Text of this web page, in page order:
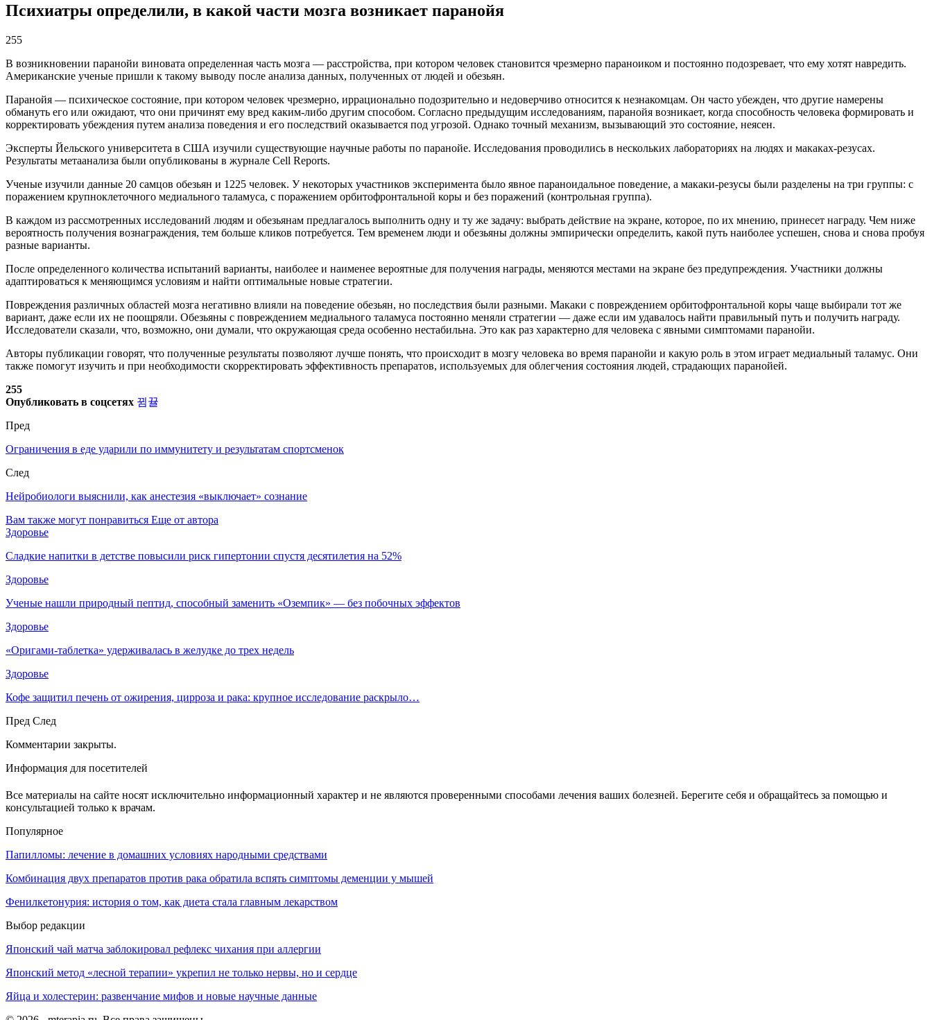
Психиатры определили, в какой части мозга возникает паранойя
255
В возникновении паранойи виновата определенная часть мозга — расстройства, при котором человек становится чрезмерно параноиком и постоянно подозревает, что ему хотят навредить.
Американские ученые пришли к такому выводу после анализа данных, полученных от людей и обезьян.
Паранойя — психическое состояние, при котором человек чрезмерно, иррационально подозрительно и недоверчиво относится к незнакомцам. Он часто убежден, что другие намерены
обмануть его или ожидают, что они причинят ему вред каким-либо другим способом. Согласно предыдущим исследованиям, паранойя возникает, когда способность человека формировать и
корректировать убеждения путем анализа поведения и его последствий оказывается под угрозой. Однако точный механизм, вызывающий это состояние, неясен.
Эксперты Йельского университета в США изучили существующие научные работы по паранойе. Исследования проводились в нескольких лабораториях на людях и макаках-резусах.
Результаты метаанализа были опубликованы в журнале Cell Reports.
Ученые изучили данные 20 самцов обезьян и 1225 человек. У некоторых участников эксперимента было явное параноидальное поведение, а макаки-резусы были разделены на три группы: с
поражением крупноклеточного медиального таламуса, с поражением орбитофронтальной коры и без поражений (контрольная группа).
В каждом из рассмотренных исследований людям и обезьянам предлагалось выполнить одну и ту же задачу: выбрать действие на экране, которое, по их мнению, принесет награду. Чем ниже
вероятность получения вознаграждения, тем больше кликов потребуется. Тем временем люди и обезьяны должны эмпирически определить, какой путь наиболее успешен, снова и снова пробуя
разные варианты.
После определенного количества испытаний варианты, наиболее и наименее вероятные для получения награды, меняются местами на экране без предупреждения. Участники должны
адаптироваться к меняющимся условиям и найти оптимальные новые стратегии.
Повреждения различных областей мозга негативно влияли на поведение обезьян, но последствия были разными. Макаки с повреждением орбитофронтальной коры чаще выбирали тот же
вариант, даже если их не поощряли. Обезьяны с повреждением медиального таламуса постоянно меняли стратегии — даже если им удавалось найти правильный путь и получить награду.
Исследователи сказали, что, возможно, они думали, что окружающая среда особенно нестабильна. Это как раз характерно для человека с явными симптомами паранойи.
Авторы публикации говорят, что полученные результаты позволяют лучше понять, что происходит в мозгу человека во время паранойи и какую роль в этом играет медиальный таламус. Они
также помогут изучить и при необходимости скорректировать эффективность препаратов, используемых для облегчения состояния людей, страдающих паранойей.
255
Опубликовать в соцсетях
Пред
Ограничения в еде ударили по иммунитету и результатам спортсменок
След
Нейробиологи выяснили, как анестезия «выключает» сознание
Вам также могут понравиться Еще от автора
Здоровье
Сладкие напитки в детстве повысили риск гипертонии спустя десятилетия на 52%
Здоровье
Ученые нашли природный пептид, способный заменить «Оземпик» — без побочных эффектов
Здоровье
«Оригами-таблетка» удерживалась в желудке до трех недель
Здоровье
Кофе защитил печень от ожирения, цирроза и рака: крупное исследование раскрыло…
Пред След
Комментарии закрыты.
Информация для посетителей
Все материалы на сайте носят исключительно информационный характер и не являются проверенными способами лечения ваших болезней. Берегите себя и обращайтесь за помощью и
консультацией только к врачам.
Популярное
Папилломы: лечение в домашних условиях народными средствами
Комбинация двух препаратов против рака обратила вспять симптомы деменции у мышей
Фенилкетонурия: история о том, как диета стала главным лекарством
Выбор редакции
Японский чай матча заблокировал рефлекс чихания при аллергии
Японский метод «лесной терапии» укрепил не только нервы, но и сердце
Яйца и холестерин: развенчание мифов и новые научные данные